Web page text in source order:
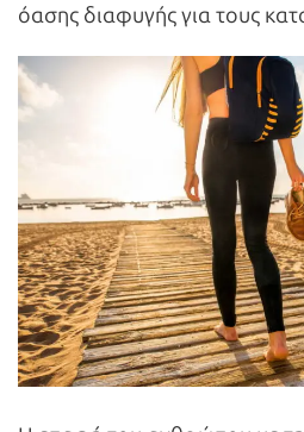
όασης διαφυγής για τους